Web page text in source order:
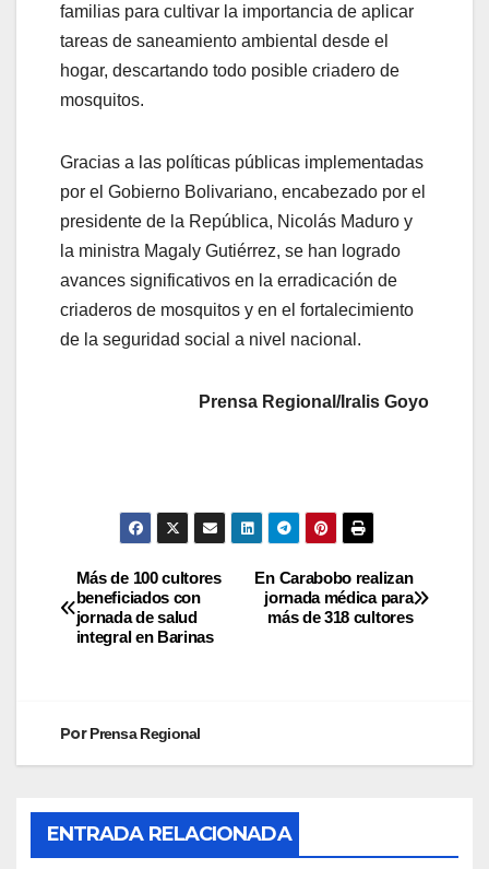
familias para cultivar la importancia de aplicar
tareas de saneamiento ambiental desde el
hogar, descartando todo posible criadero de
mosquitos.
Gracias a las políticas públicas implementadas
por el Gobierno Bolivariano, encabezado por el
presidente de la República, Nicolás Maduro y
la ministra Magaly Gutiérrez, se han logrado
avances significativos en la erradicación de
criaderos de mosquitos y en el fortalecimiento
de la seguridad social a nivel nacional.
Prensa Regional/Iralis Goyo
En Carabobo realizan
jornada médica para
más de 318 cultores
Más de 100 cultores
beneficiados con
jornada de salud
integral en Barinas
PorPrensa Regional
ENTRADA RELACIONADA